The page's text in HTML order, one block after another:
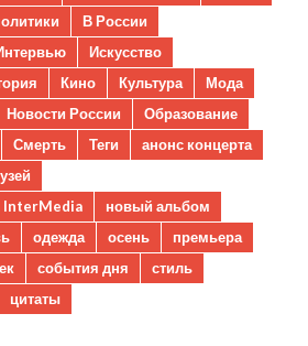
В России
Искусство
Кино Культура
Мода
Новости России
Образование
Смерть Теги
анонс концерта
InterMedia
новый альбом
одежда осень
премьера
события дня
стиль
цитаты